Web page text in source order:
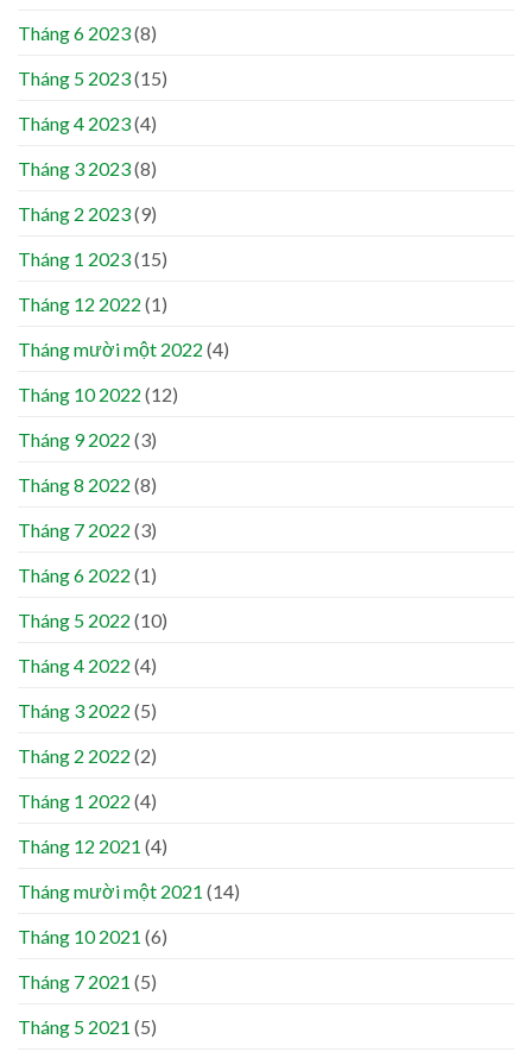
Tháng 6 2023(8)
Tháng 5 2023(15)
Tháng 4 2023(4)
Tháng 3 2023(8)
Tháng 2 2023(9)
Tháng 1 2023(15)
Tháng 12 2022 (1)
Tháng mười một 2022 (4)
Tháng 10 2022 (12)
Tháng 9 2022 (3)
Tháng 8 2022 (8)
Tháng 7 2022 (3)
Tháng 6 2022 (1)
Tháng 5 2022 (10)
Tháng 4 2022 (4)
Tháng 3 2022 (5)
Tháng 2 2022 (2)
Tháng 1 2022 (4)
Tháng 12 2021 (4)
Tháng mười một 2021 (14)
Tháng 10 2021 (6)
Tháng 7 2021 (5)
Tháng 5 2021 (5)